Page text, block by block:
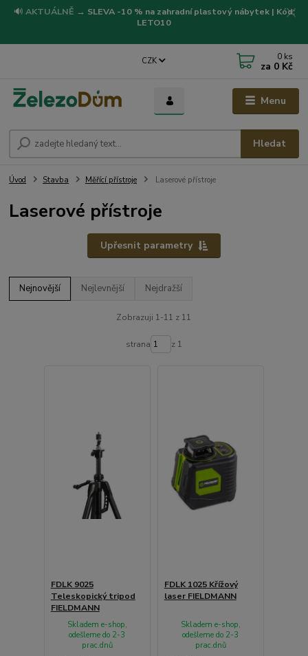
🔊 AKTUÁLNĚ → SLEVA -10 % na zahradní plastový nábytek | Kód:
LETO10
Menu
CZK
Hledat
0 ks
za 0 Kč
Úvod Stavba Měřící přístroje Laserové přístroje
Laserové přístroje
Upřesnit parametry
Nejnovější Nejlevnější Nejdražší
Zobrazuji 1-11 z 11
strana z 1
FDLK 9025
Teleskopický tripod
FIELDMANN
Skladem e-shop,
odešleme do 2-3
prac.dnů
FDLK 1025 Křížový
laser FIELDMANN
Skladem e-shop,
odešleme do 2-3
prac.dnů